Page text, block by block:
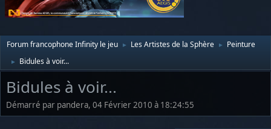
Forum francophone Infinity le jeu ► Les Artistes de la Sphère ► Peinture
► Bidules à voir...
Bidules à voir...
Démarré par pandera, 04 Février 2010 à 18:24:55